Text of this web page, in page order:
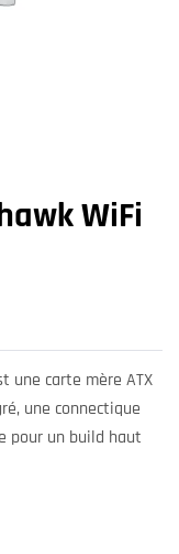
WiFi
une carte mère ATX
une connectique
pour un build haut